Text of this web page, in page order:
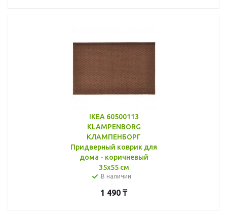
IKEA 60500113
KLAMPENBORG
КЛАМПЕНБОРГ
Придверный коврик для
дома - коричневый
35x55 см
В наличии
1 490 ₸